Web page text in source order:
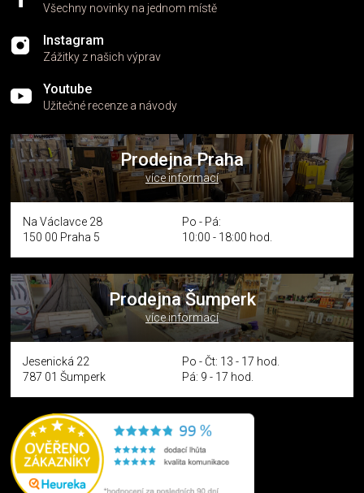
Všechny novinky na jednom místě
Instagram
Zážitky z našich výprav
Youtube
Užitečné recenze a návody
Prodejna Praha
více informací
Na Václavce 28
150 00 Praha 5
Po - Pá:
10:00 - 18:00 hod.
Prodejna Šumperk
více informací
Jesenická 22
787 01 Šumperk
Po - Čt: 13 - 17 hod.
Pá: 9 - 17 hod.